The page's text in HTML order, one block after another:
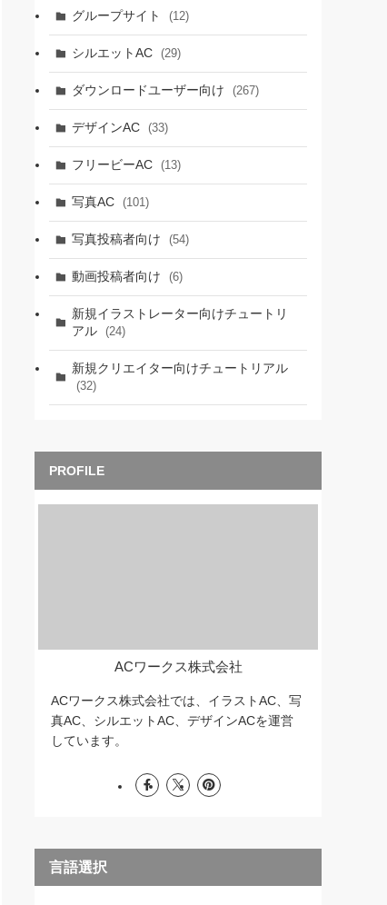
グループサイト (12)
シルエットAC (29)
ダウンロードユーザー向け (267)
デザインAC (33)
フリービーAC (13)
写真AC (101)
写真投稿者向け (54)
動画投稿者向け (6)
新規イラストレーター向けチュートリ
アル (24)
新規クリエイター向けチュートリアル
(32)
ACワークス株式会社
ACワークス株式会社では、イラストAC、写
真AC、シルエットAC、デザインACを運営
しています。
言語選択